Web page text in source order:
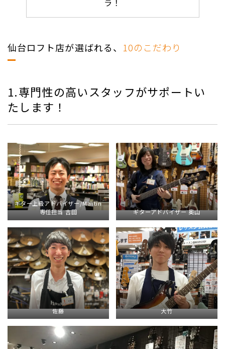
仙台ロフト店が選ばれる、 10のこだわり
1.専門性の高いスタッフがサポートい
たします！
ギター上級アドバイザー/Martin
専任担当 吉田
ギターアドバイザー 奥山
佐藤 大竹